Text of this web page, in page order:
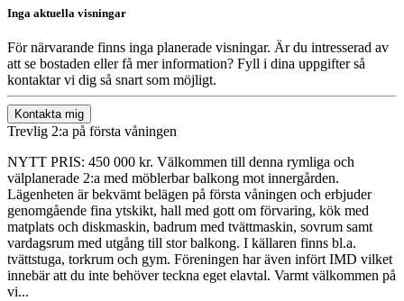
Inga aktuella visningar
För närvarande finns inga planerade visningar. Är du intresserad av
att se bostaden eller få mer information? Fyll i dina uppgifter så
kontaktar vi dig så snart som möjligt.
Kontakta mig
Trevlig 2:a på första våningen
NYTT PRIS: 450 000 kr. Välkommen till denna rymliga och
välplanerade 2:a med möblerbar balkong mot innergården.
Lägenheten är bekvämt belägen på första våningen och erbjuder
genomgående fina ytskikt, hall med gott om förvaring, kök med
matplats och diskmaskin, badrum med tvättmaskin, sovrum samt
vardagsrum med utgång till stor balkong. I källaren finns bl.a.
tvättstuga, torkrum och gym. Föreningen har även infört IMD vilket
innebär att du inte behöver teckna eget elavtal. Varmt välkommen på
vi...